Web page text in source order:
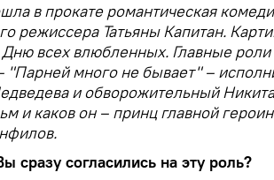
в прокате романтическая
режиссера Татьяны Капитан.
всех влюбленных. Главные
"Парней много не бывает" –
и обворожительный
и каков он – принц главной
сразу согласились на эту роль?